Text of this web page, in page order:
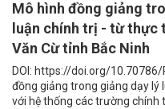
Mô hình đồng giảng
luận chính trị - từ
Văn Cừ tỉnh Bắc Ninh
DOI: https://doi.org/
đồng giảng trong giảng dạy lý
với hệ thống các trường chính